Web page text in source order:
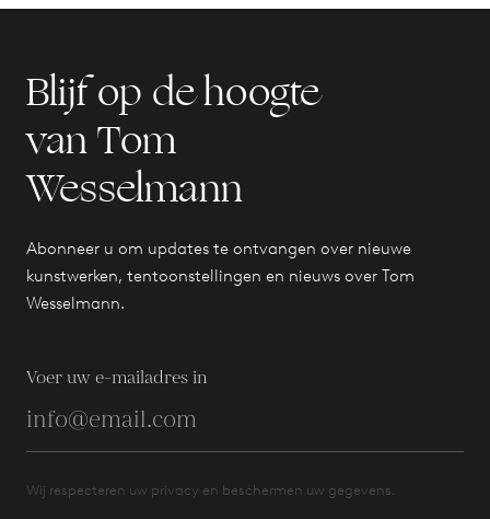
Blijf op de hoogte
van Tom
Wesselmann
Abonneer u om updates te ontvangen over nieuwe
kunstwerken, tentoonstellingen en nieuws over Tom
Wesselmann.
Voer uw e-mailadres in
Wij respecteren uw privacy en beschermen uw gegevens.